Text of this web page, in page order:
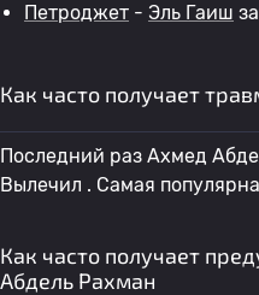
Петроджет - Эль Гаиш
Как часто получает
Последний раз Ахмед
Вылечил . Самая
Как часто получает
Абдель Рахман